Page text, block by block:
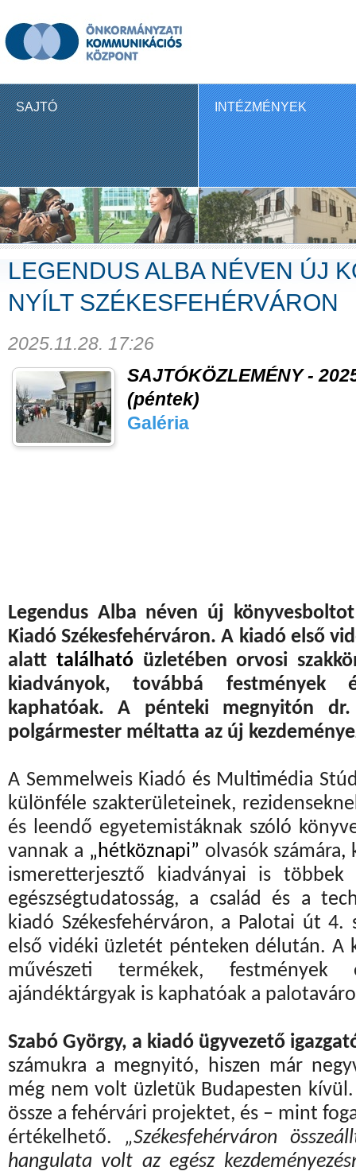
SAJTÓ INTÉZMÉNYEK
LEGENDUS ALBA NÉVEN ÚJ
NYÍLT SZÉKESFEHÉRVÁRON
2025.11.28. 17:26
SAJTÓKÖZLEMÉNY -
(péntek)
Galéria
Legendus Alba néven új
Kiadó Székesfehérváron. A kiadó első
alatt találhatóüzletében orvosi
kiadványok, továbbá festmények
kaphatóak. A pénteki megnyitón dr.
polgármester méltatta az új
A Semmelweis Kiadó és Multimédia
különféle szakterületeinek,
és leendő egyetemistáknak szóló
vannak a „hétköznapi” olvasók számára,
ismeretterjesztő kiadványai is
egészségtudatosság, a család és a
kiadó Székesfehérváron, a Palotai út
első vidéki üzletét pénteken délután. A
művészeti termékek,
ajándéktárgyak is kaphatóak a
Szabó György, a kiadó ügyvezető
számukra a megnyitó, hiszen már
még nem volt üzletük Budapesten
össze a fehérvári projektet, és – mint
értékelhető. „Székesfehérváron
hangulata volt az egész